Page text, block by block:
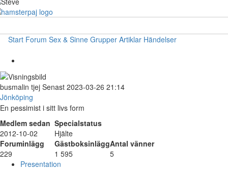
Start Forum Sex & Sinne Grupper Artiklar Händelser
busmalin tjej Senast 2023-03-26 21:14
Jönköping
En pessimist i sitt livs form
Medlem sedan Specialstatus
2012-10-02
Hjälte
Foruminlägg
GästboksinläggAntal vänner
229
1 595
5
Presentation